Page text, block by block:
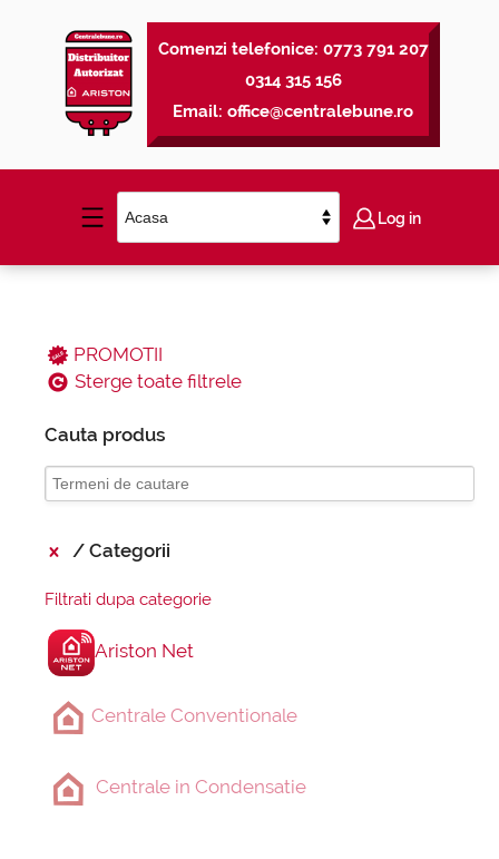
Comenzi telefonice: 0773 791 207
0314 315 156
Email: office@centralebune.ro
Log in
PROMOTII
Sterge toate filtrele
Cauta produs
Categorii
Filtrati dupa categorie
Ariston Net
Centrale Conventionale
Centrale in Condensatie